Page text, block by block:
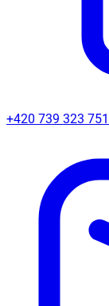
+420 739 323 751